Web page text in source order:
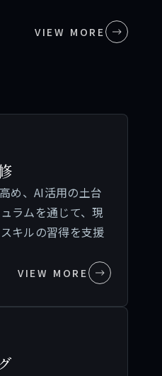
VIEW MORE
め、AI活用の土台
ラムを通じて、現
キルの習得を支援
VIEW MORE